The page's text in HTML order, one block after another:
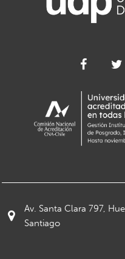
Av. Santa Clara 797,
Santiago